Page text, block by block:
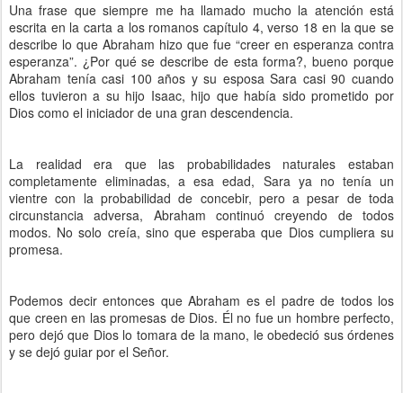
Una frase que siempre me ha llamado mucho la atención está
escrita en la carta a los romanos capítulo 4, verso 18 en la que se
describe lo que Abraham hizo que fue “creer en esperanza contra
esperanza”. ¿Por qué se describe de esta forma?, bueno porque
Abraham tenía casi 100 años y su esposa Sara casi 90 cuando
ellos tuvieron a su hijo Isaac, hijo que había sido prometido por
Dios como el iniciador de una gran descendencia.
La realidad era que las probabilidades naturales estaban
completamente eliminadas, a esa edad, Sara ya no tenía un
vientre con la probabilidad de concebir, pero a pesar de toda
circunstancia adversa, Abraham continuó creyendo de todos
modos. No solo creía, sino que esperaba que Dios cumpliera su
promesa.
Podemos decir entonces que Abraham es el padre de todos los
que creen en las promesas de Dios. Él no fue un hombre perfecto,
pero dejó que Dios lo tomara de la mano, le obedeció sus órdenes
y se dejó guiar por el Señor.